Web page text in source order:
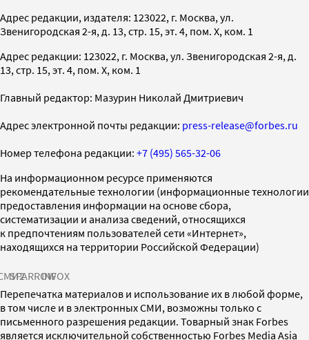
Адрес редакции, издателя: 123022, г. Москва, ул.
Звенигородская 2-я, д. 13, стр. 15, эт. 4, пом. X, ком. 1
Адрес редакции: 123022, г. Москва, ул. Звенигородская 2-я, д.
13, стр. 15, эт. 4, пом. X, ком. 1
Главный редактор: Мазурин Николай Дмитриевич
Адрес электронной почты редакции: press-release@forbes.ru
Номер телефона редакции: +7 (495) 565-32-06
На информационном ресурсе применяются
рекомендательные технологии (информационные технологии
предоставления информации на основе сбора,
систематизации и анализа сведений, относящихся
к предпочтениям пользователей сети «Интернет»,
находящихся на территории Российской Федерации)
SPARROWINFOX
Перепечатка материалов и использование их в любой форме,
в том числе и в электронных СМИ, возможны только с
письменного разрешения редакции. Товарный знак Forbes
является исключительной собственностью Forbes Media Asia